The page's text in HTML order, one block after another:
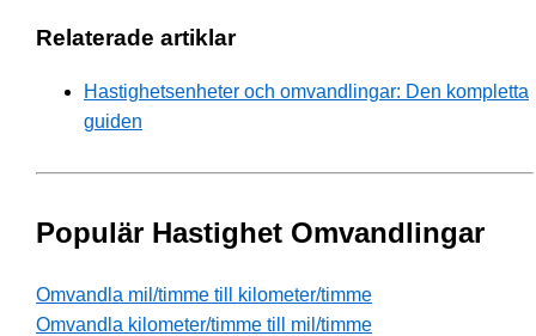
Relaterade artiklar
Hastighetsenheter och omvandlingar: Den kompletta
guiden
Populär Hastighet Omvandlingar
Omvandla mil/timme till kilometer/timme
Omvandla kilometer/timme till mil/timme